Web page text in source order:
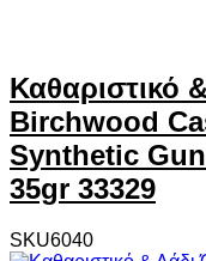
Καθαριστικό
Birchwood
Synthetic
35gr 33329
SKU6040